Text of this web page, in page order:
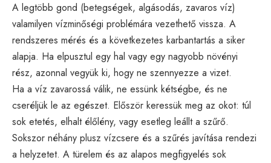
A legtöbb gond (betegségek, algásodás, zavaros víz)
valamilyen vízminőségi problémára vezethető vissza. A
rendszeres mérés és a következetes karbantartás a siker
alapja. Ha elpusztul egy hal vagy egy nagyobb növényi
rész, azonnal vegyük ki, hogy ne szennyezze a vizet.
Ha a víz zavarossá válik, ne essünk kétségbe, és ne
cseréljük le az egészet. Először keressük meg az okot: túl
sok etetés, elhalt élőlény, vagy esetleg leállt a szűrő.
Sokszor néhány plusz vízcsere és a szűrés javítása rendezi
a helyzetet. A türelem és az alapos megfigyelés sok